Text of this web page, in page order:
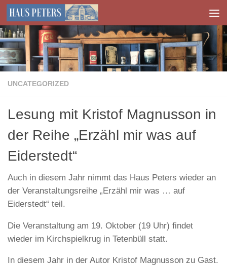
Zum Inhalt springen
UNCATEGORIZED
Lesung mit Kristof Magnusson in
der Reihe „Erzähl mir was auf
Eiderstedt“
Auch in diesem Jahr nimmt das Haus Peters wieder an
der Veranstaltungsreihe „Erzähl mir was … auf
Eiderstedt“ teil.
Die Veranstaltung am 19. Oktober (19 Uhr) findet
wieder im Kirchspielkrug in Tetenbüll statt.
In diesem Jahr in der Autor Kristof Magnusson zu Gast.